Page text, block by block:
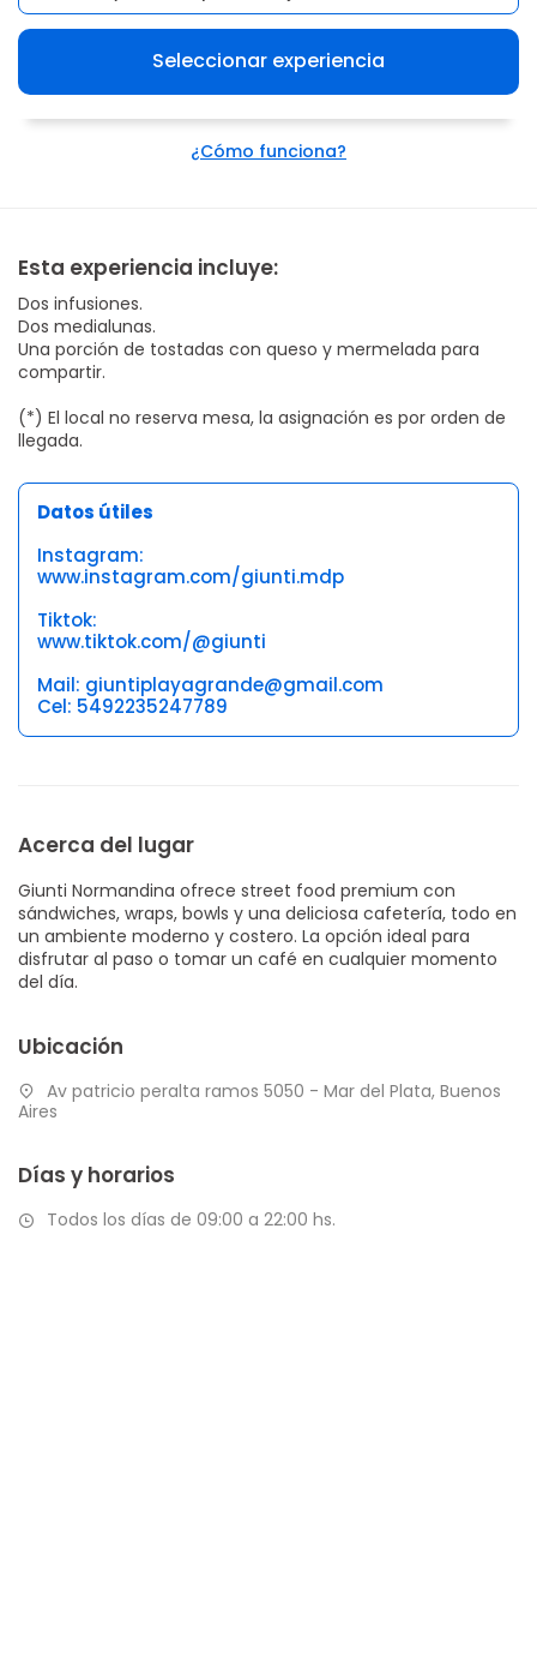
Seleccionar experiencia
¿Cómo funciona?
Esta experiencia incluye:
Dos infusiones.
Dos medialunas.
Una porción de tostadas con queso y mermelada para
compartir.
(*) El local no reserva mesa, la asignación es por orden de
llegada.
Datos útiles
Instagram:
www.instagram.com/giunti.mdp
Tiktok:
www.tiktok.com/@giunti
Mail: giuntiplayagrande@gmail.com
Cel: 5492235247789
Acerca del lugar
Giunti Normandina ofrece street food premium con
sándwiches, wraps, bowls y una deliciosa cafetería, todo en
un ambiente moderno y costero. La opción ideal para
disfrutar al paso o tomar un café en cualquier momento
del día.
Ubicación
Av patricio peralta ramos 5050 - Mar del Plata, Buenos
Aires
Días y horarios
Todos los días de 09:00 a 22:00 hs.